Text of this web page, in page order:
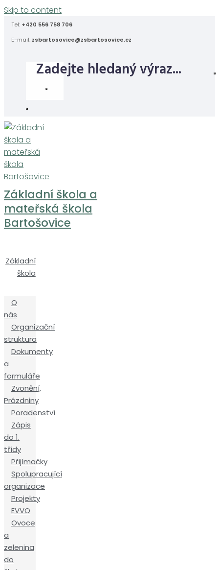
Skip to content
Tel: +420 556 758 706
E-mail: zsbartosovice@zsbartosovice.cz
Základní škola a
mateřská škola
Bartošovice
Základní
škola
O
nás
Organizační
struktura
Dokumenty
a
formuláře
Zvonění,
Prázdniny
Poradenství
Zápis
do 1.
třídy
Přijímačky
Spolupracující
organizace
Projekty
EVVO
Ovoce
a
zelenina
do